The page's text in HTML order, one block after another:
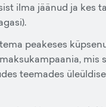
ilma jäänud ja kes
peakeses
mis
teemades